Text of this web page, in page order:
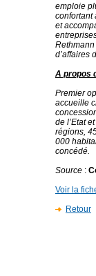
emploie
confortant
et
d’affaires
A propos
Premier
accueille
de l’Etat
régions,
000
concédé.
Source :
Voir la
Retour